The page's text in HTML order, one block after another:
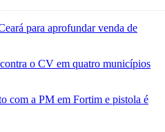
para aprofundar venda de
o CV em quatro municípios
com a PM em Fortim e pistola é